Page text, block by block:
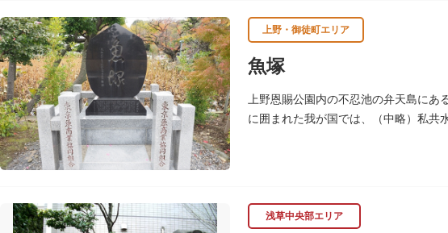
上野・御徒町エリア
魚塚
上野恩賜公園内の不忍池の弁天島に
に囲まれた我が国では、（中略）私共
浅草中央部エリア